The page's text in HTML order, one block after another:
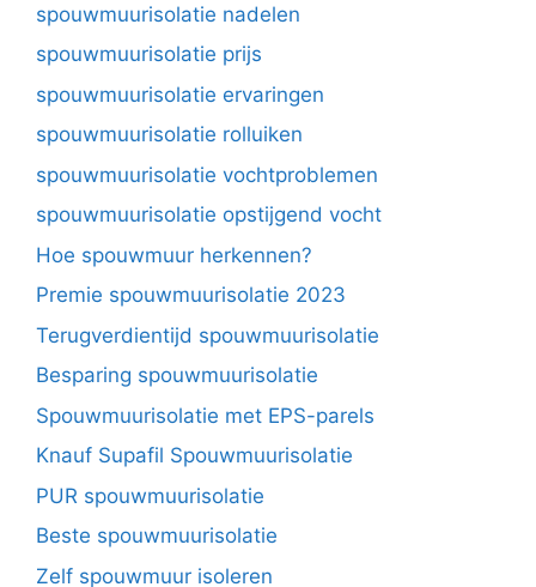
spouwmuurisolatie nadelen
spouwmuurisolatie prijs
spouwmuurisolatie ervaringen
spouwmuurisolatie rolluiken
spouwmuurisolatie vochtproblemen
spouwmuurisolatie opstijgend vocht
Hoe spouwmuur herkennen?
Premie spouwmuurisolatie 2023
Terugverdientijd spouwmuurisolatie
Besparing spouwmuurisolatie
Spouwmuurisolatie met EPS-parels
Knauf Supafil Spouwmuurisolatie
PUR spouwmuurisolatie
Beste spouwmuurisolatie
Zelf spouwmuur isoleren